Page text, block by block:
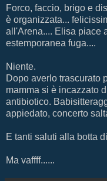
Forco, faccio, brigo e
è organizzata...
all'Arena.... Elisa piace
estemporanea fuga....
Niente.
Dopo averlo trascurato
mamma si è incazzato
antibiotico.
appiedato, concerto
E tanti saluti alla botta
Ma vaffff......